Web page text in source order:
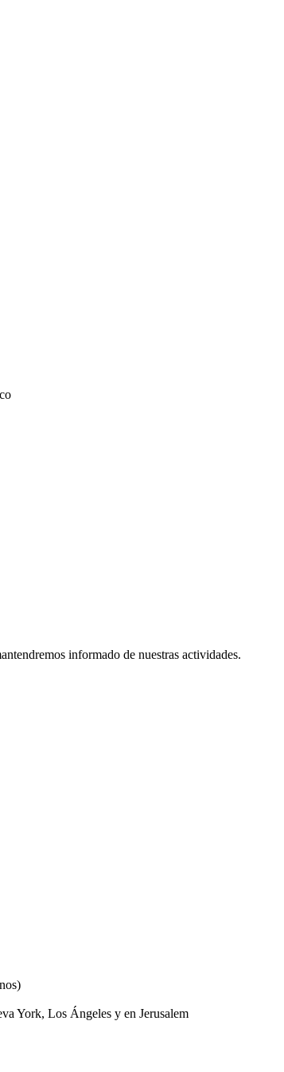
informado de nuestras actividades.
)
York, Los Ángeles y en Jerusalem